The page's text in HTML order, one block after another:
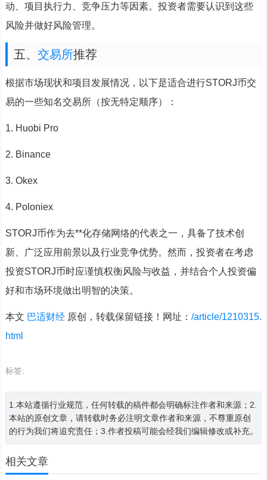
动、项目执行力、竞争压力等因素。投资者需要认识到这些
风险并做好风险管理。
五、 交易所推荐
根据市场现状和项目发展情况，以下是适合进行STORJ币交
易的一些知名交易所（按无特定顺序）：
1. Huobi Pro
2. Binance
3. Okex
4. Poloniex
STORJ币作为去**化存储网络的代表之一，具备了技术创
新、广泛应用前景以及行业竞争优势。然而，投资者在考虑
投资STORJ币时应谨慎权衡风险与收益，并结合个人投资偏
好和市场环境做出明智的决策。
本文 巴适财经原创，转载保留链接！网址： /article/1210315.
html
标签:
1.本站遵循行业规范，任何转载的稿件都会明确标注作者和来源；2.
本站的原创文章，请转载时务必注明文章作者和来源，不尊重原创
的行为我们将追究责任；3.作者投稿可能会经我们编辑修改或补充。
相关文章